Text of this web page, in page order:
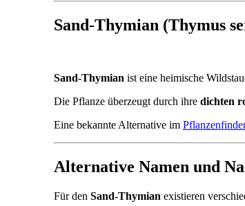
Sand-Thymian (Thymus
Sand-Thymian ist eine heimische
Die Pflanze überzeugt durch ihre dichten
Eine bekannte Alternative im
Alternative Namen und
Für den Sand-Thymian existieren